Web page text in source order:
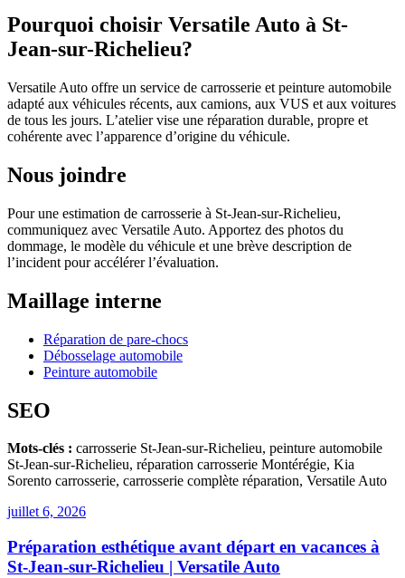
Pourquoi choisir Versatile Auto à St-
Jean-sur-Richelieu?
Versatile Auto offre un service de carrosserie et peinture automobile
adapté aux véhicules récents, aux camions, aux VUS et aux voitures
de tous les jours. L’atelier vise une réparation durable, propre et
cohérente avec l’apparence d’origine du véhicule.
Nous joindre
Pour une estimation de carrosserie à St-Jean-sur-Richelieu,
communiquez avec Versatile Auto. Apportez des photos du
dommage, le modèle du véhicule et une brève description de
l’incident pour accélérer l’évaluation.
Maillage interne
Réparation de pare-chocs
Débosselage automobile
Peinture automobile
SEO
Mots-clés : carrosserie St-Jean-sur-Richelieu, peinture automobile
St-Jean-sur-Richelieu, réparation carrosserie Montérégie, Kia
Sorento carrosserie, carrosserie complète réparation, Versatile Auto
juillet 6, 2026
Préparation esthétique avant départ en vacances à
St-Jean-sur-Richelieu | Versatile Auto